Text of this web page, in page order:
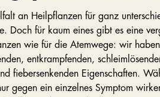
an Heilpflanzen für ganz
Doch für kaum eines gibt es eine
wie für die Atemwege: wir
entkrampfenden,
fiebersenkenden Eigenschaften.
gegen ein einzelnes Symptom